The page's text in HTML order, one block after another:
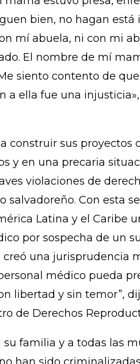
obstétrica. Todo
no cumplió con un
mamá estuvo presa,
bien, no hagan está
mí abuela, ni con mi
siento contento de que
a ella fue una injusticia»,
construir sus proyectos
y en una precaria
violaciones de
Con esta
Latina y el Caribe
por sospecha de un
médico pueda